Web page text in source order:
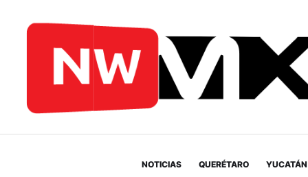
NOTICIAS QUERÉTARO YUCATÁN